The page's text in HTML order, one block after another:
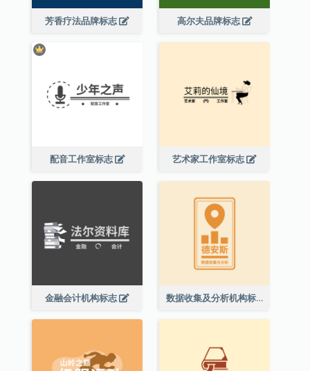
芳香疗法品牌标志 高尔夫品牌标志
配音工作室标志 艺术家工作室标志
金融会计机构标志 数据收集及分析机构标志